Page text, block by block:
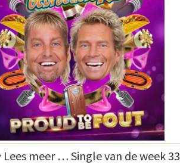
Lees meer … Single van de week 33